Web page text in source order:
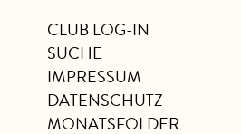
CLUB LOG-IN
SUCHE
IMPRESSUM
DATENSCHUTZ
MONATSFOLDER